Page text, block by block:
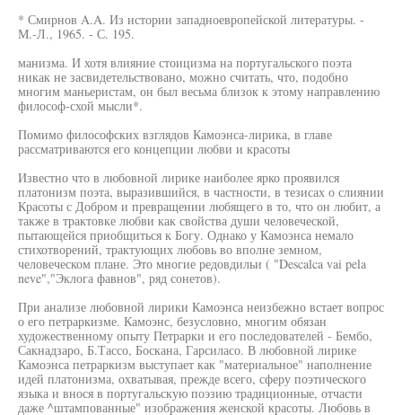
* Смирнов A.A. Из истории западноевропейской литературы. -
М.-Л., 1965. - С. 195.
манизма. И хотя влияние стоицизма на португальского поэта
никак не засвидетельствовано, можно считать, что, подобно
многим маньеристам, он был весьма близок к этому направлению
философ-схой мысли*.
Помимо философских взглядов Камоэнса-лирика, в главе
рассматриваются его концепции любви и красоты
Известно что в любовной лирике наиболее ярко проявился
платонизм поэта, выразившийся, в частности, в тезисах о слиянии
Красоты с Добром и превращении любящего в то, что он любит, а
также в трактовке любви как свойства души человеческой,
пытающейся приобщиться к Богу. Однако у Камоэнса немало
стихотворений, трактующих любовь во вполне земном,
человеческом плане. Это многие редовдильи ( "Descalca vai pela
neve","Эклога фавнов", ряд сонетов).
При анализе любовной лирики Камоэнса неизбежно встает вопрос
о его петраркизме. Камоэнс, безусловно, многим обязан
художественному опыту Петрарки и его последователей - Бембо,
Сакнадзаро, Б.Тассо, Боскана, Гарсиласо. В любовной лирике
Камоэнса петраркизм выступает как "материальное" наполнение
идей платонизма, охватывая, прежде всего, сферу поэтического
языка и внося в португальскую поэзию традиционные, отчасти
даже ^штампованные" изображения женской красоты. Любовь в